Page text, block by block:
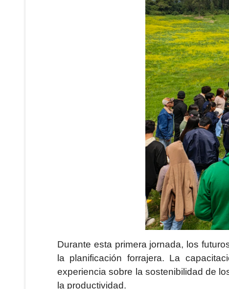
Durante esta primera jornada, los
la planificación forrajera. La
experiencia sobre la sostenibilidad de
la productividad.